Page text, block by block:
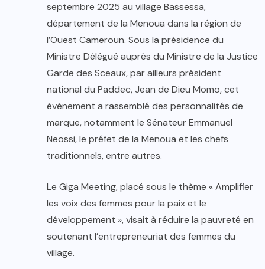
septembre 2025 au village Bassessa,
département de la Menoua dans la région de
l’Ouest Cameroun. Sous la présidence du
Ministre Délégué auprès du Ministre de la Justice
Garde des Sceaux, par ailleurs président
national du Paddec, Jean de Dieu Momo, cet
événement a rassemblé des personnalités de
marque, notamment le Sénateur Emmanuel
Neossi, le préfet de la Menoua et les chefs
traditionnels, entre autres.
Le Giga Meeting, placé sous le thème « Amplifier
les voix des femmes pour la paix et le
développement », visait à réduire la pauvreté en
soutenant l’entrepreneuriat des femmes du
village.